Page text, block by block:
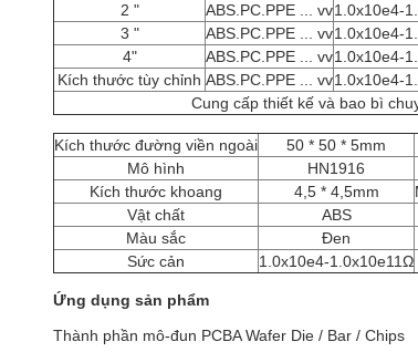
2 "
ABS.PC.PPE ... vv1.0x10e4-
3 "
ABS.PC.PPE ... vv1.0x10e4-
4"
ABS.PC.PPE ... vv1.0x10e4-
Kích thước tùy chỉnh ABS.PC.PPE ... vv1.0x10e4-
Cung cấp thiết kế và bao bì
Kích thước đường viền ngoài 50 * 50 * 5mm
Mô hình
HN1916
Kích thước khoang
4,5 * 4,5mm
Vật chất
ABS
Màu sắc
Đen
Sức cản
1.0x10e4-1.0x10e11Ω
Ứng dụng sản phẩm
Thành phần mô-đun PCBA Wafer Die / Bar / Chips